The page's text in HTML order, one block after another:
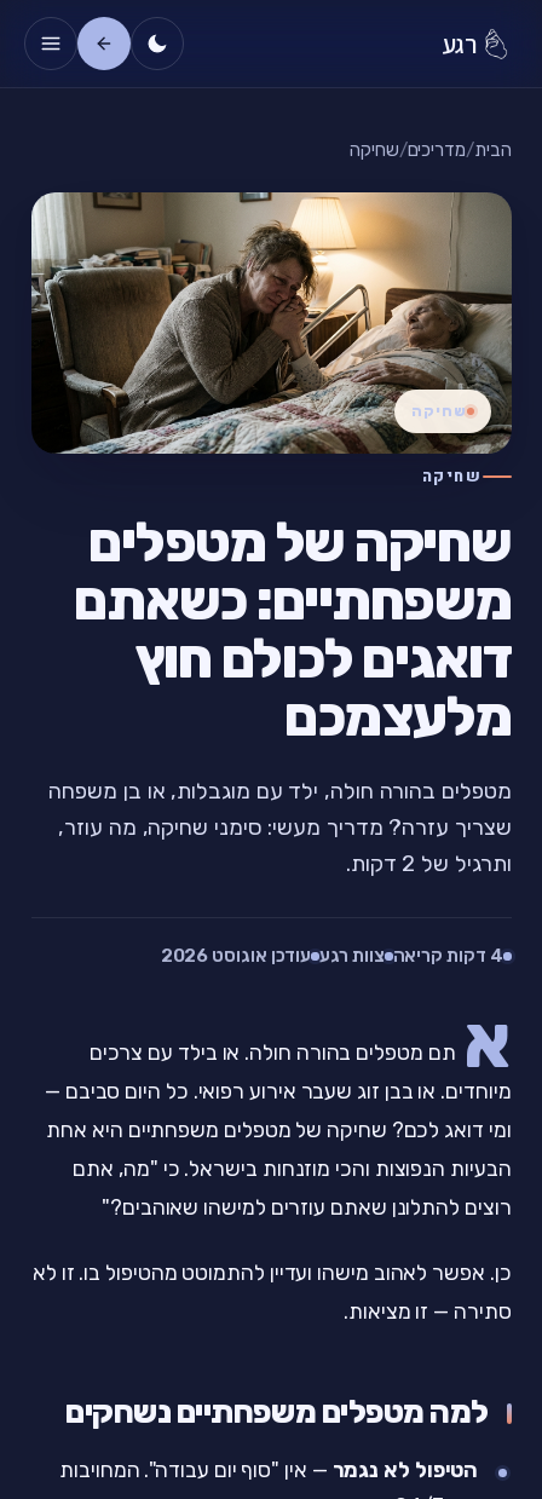
רגע
הבית/מדריכים/שחיקה
שחיקה
שחיקה של מטפלים
משפחתיים: כשאתם
דואגים לכולם חוץ
מלעצמכם
מטפלים בהורה חולה, ילד עם מוגבלות, או בן משפחה
שצריך עזרה? מדריך מעשי: סימני שחיקה, מה עוזר,
ותרגיל של 2 דקות.
4 דקות קריאה צוות רגע עודכן אוגוסט 2026
שחיקה
א תם מטפלים בהורה חולה. או בילד עם צרכים
מיוחדים. או בבן זוג שעבר אירוע רפואי. כל היום סביבם —
ומי דואג לכם? שחיקה של מטפלים משפחתיים היא אחת
הבעיות הנפוצות והכי מוזנחות בישראל. כי "מה, אתם
רוצים להתלונן שאתם עוזרים למישהו שאוהבים?"
כן. אפשר לאהוב מישהו ועדיין להתמוטט מהטיפול בו. זו לא
סתירה — זו מציאות.
למה מטפלים משפחתיים נשחקים
הטיפול לא נגמר — אין "סוף יום עבודה". המחויבות